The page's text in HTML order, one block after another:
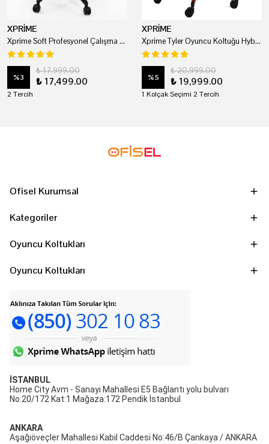
XPRİME
Xprime Soft Profesyonel Çalışma Ve Oyuncu Koltuğu
%3
₺ 17,999.00
₺ 17,499.00
2 Tercih
XPRİME
Xprime Tyler Oyuncu Koltuğu Hybrid Kumaş Kırmızı
%5
₺ 20,999.00
₺ 19,999.00
1 Kolçak Seçimi 2 Tercih
Ofisel Kurumsal
Kategoriler
Oyuncu Koltukları
Oyuncu Koltukları
İSTANBUL
Home City Avm - Sanayi Mahallesi E5 Bağlantı yolu bulvarı
No:20/172 Kat:1 Mağaza:172 Pendik İstanbul
ANKARA
Aşağıöveçler Mahallesi Kabil Caddesi No:46/B Çankaya / ANKARA